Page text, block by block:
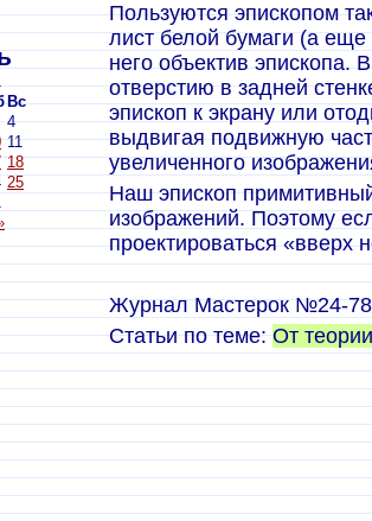
Вс
4
11
18
25
Пользуются эпископом
лист белой бумаги (а
него объектив эпископа.
отверстию в задней
эпископ к экрану или
выдвигая подвижную
увеличенного
Наш эпископ
изображений. Поэтому
проектироваться «вверх
Журнал Мастерок №24-
Статьи по теме:От